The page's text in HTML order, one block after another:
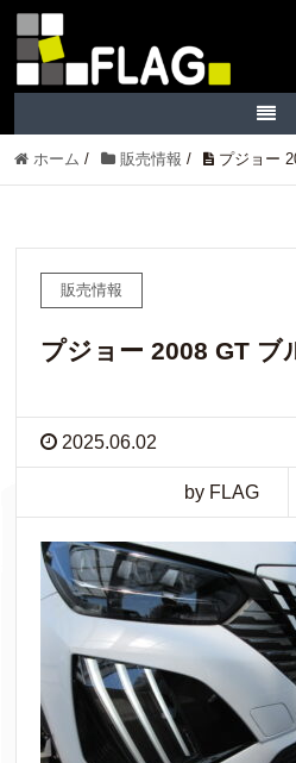
ホーム / 販売情報 / プジョー
販売情報
プジョー 2008 GT ブ
2025.06.02
by FLAG